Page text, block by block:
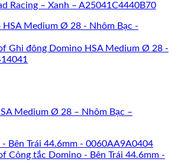
Racing – Xanh – A25041C4440B70
Medium Ø 28 – Nhôm Bạc –